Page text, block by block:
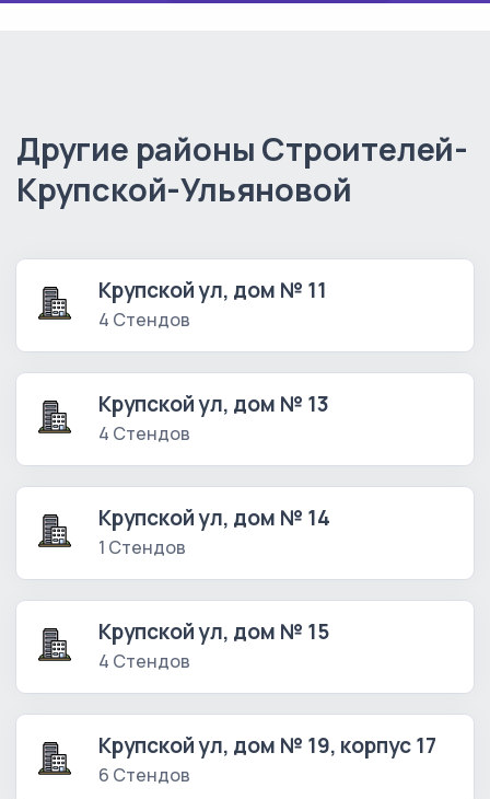
Другие районы Строителей-
Крупской-Ульяновой
Крупской ул, дом № 11
4 Стендов
Крупской ул, дом № 13
4 Стендов
Крупской ул, дом № 14
1 Стендов
Крупской ул, дом № 15
4 Стендов
Крупской ул, дом № 19, корпус 17
6 Стендов